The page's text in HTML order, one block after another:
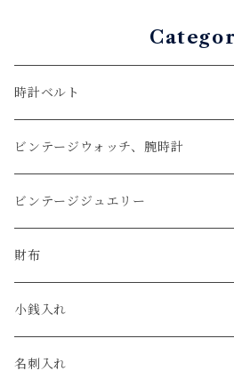
時計ベルト
アップルウォッチベルト
コードバン
クロコダイル
エコレザー
エレファント
ビンテージウォッチ、腕時計
オメガ / OMEGA
ユリスナルダン / ULYSSE NARDIN
セイコー / SEIKO
ルミノックス / LUMINOX
ビンテージジュエリー
カルティエ / Cartier
財布
コンパクト
長財布
小銭入れ
名刺入れ